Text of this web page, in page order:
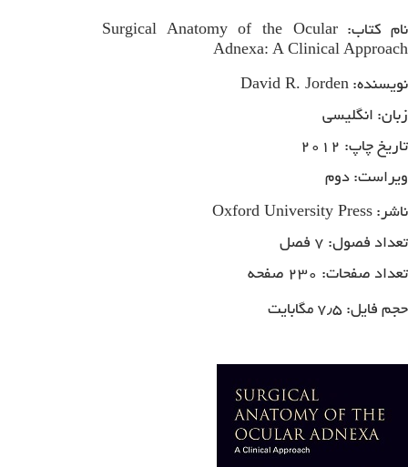
نام کتاب:Surgical Anatomy of the Ocular
Adnexa: A Clinical Approach
نویسنده: David R. Jorden
زبان: انگلیسی
تاریخ چاپ: ۲۰۱۲
ویراست: دوم
ناشر: Oxford University Press
تعداد فصول: ۷ فصل
تعداد صفحات: ۲۳۰ صفحه
حجم فایل: ۷٫۵ مگابایت